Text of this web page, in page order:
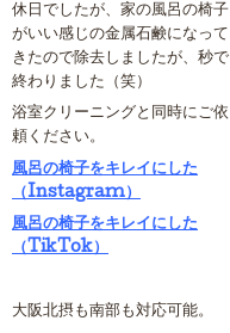
休日でしたが、家の風呂の椅子
がいい感じの金属石鹸になって
きたので除去しましたが、秒で
終わりました（笑）
浴室クリーニングと同時にご依
頼ください。
風呂の椅子をキレイにした
（Instagram）
風呂の椅子をキレイにした
（TikTok）
大阪北摂も南部も対応可能。